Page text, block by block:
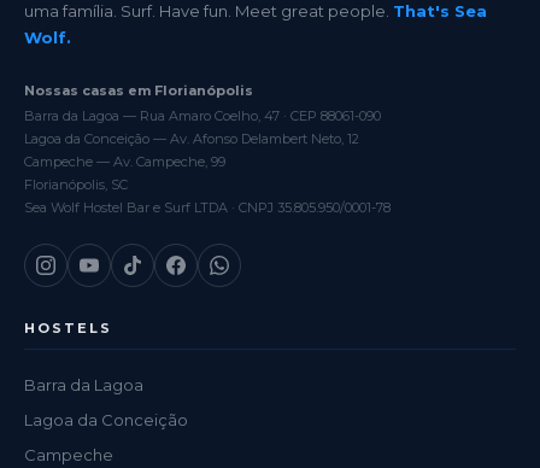
uma família. Surf. Have fun. Meet great people. That's Sea
Wolf.
Nossas casas em Florianópolis
Barra da Lagoa — Rua Amaro Coelho, 47 · CEP 88061-090
Lagoa da Conceição — Av. Afonso Delambert Neto, 12
Campeche — Av. Campeche, 99
Florianópolis, SC
Sea Wolf Hostel Bar e Surf LTDA · CNPJ 35.805.950/0001-78
HOSTELS
Barra da Lagoa
Lagoa da Conceição
Campeche